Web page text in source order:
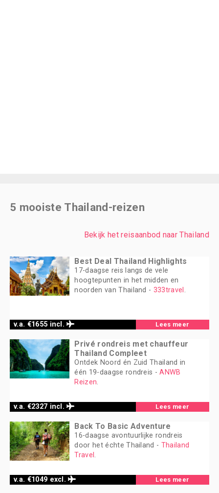
5 mooiste Thailand-reizen
Bekijk het reisaanbod naar Thailand
v.a. €1655 incl.
Best Deal Thailand Highlights
17-daagse reis langs de vele
hoogtepunten in het midden en
noorden van Thailand - 333travel.
Lees meer
v.a. €2327 incl.
Privé rondreis met chauffeur
Thailand Compleet
Ontdek Noord én Zuid Thailand in
één 19-daagse rondreis -ANWB
Reizen.
Lees meer
v.a. €1049 excl.
Back To Basic Adventure
16-daagse avontuurlijke rondreis
door het échte Thailand - Thailand
Travel.
Lees meer